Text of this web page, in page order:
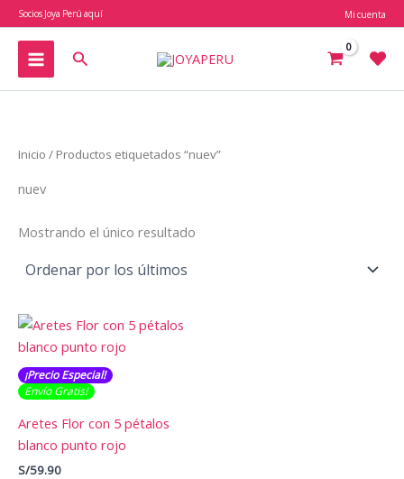
al
contenido
Socios Joya Perú aquí Mi cuenta
Buscar
Inicio / Productos etiquetados “nuev”
nuev
Mostrando el único resultado
¡Precio Especial!
Envío Gratis​​​!
Aretes Flor con 5 pétalos
blanco punto rojo
S/59.90